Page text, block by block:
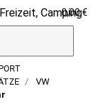
0,00 €
VW